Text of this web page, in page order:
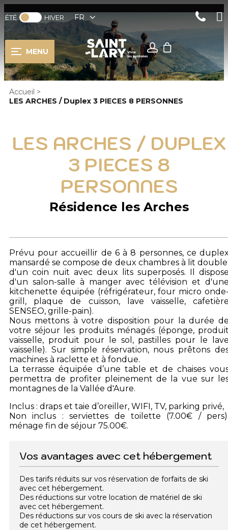
ÉTÉ HIVER FR
MENU
Accueil >
LES ARCHES / Duplex 3 PIECES 8 PERSONNES
LES ARCHES / DUPLEX
3 PIECES 8
PERSONNES
Résidence les Arches
Prévu pour accueillir de 6 à 8 personnes, ce
mansardé se compose de deux chambres à lit
d'un coin nuit avec deux lits superposés. Il
d'un salon-salle à manger avec télévision et
kitchenette équipée (réfrigérateur, four micro
grill, plaque de cuisson, lave vaisselle,
SENSEO, grille-pain).
Nous mettons à votre disposition pour la durée
votre séjour les produits ménagés (éponge,
vaisselle, produit pour le sol, pastilles pour le
vaisselle). Sur simple réservation, nous prêtons
machines à raclette et à fondue.
La terrasse équipée d’une table et de chaises
permettra de profiter pleinement de la vue sur
montagnes de la Vallée d'Aure.
Inclus : draps et taie d’oreiller, WIFI, TV, parking privé,
Non inclus : serviettes de toilette (7.00€ /
ménage fin de séjour 75.00€.
Vos avantages avec cet hébergement
Des tarifs réduits sur vos réservation de forfaits de ski
avec cet hébergement.
Des réductions sur votre location de matériel de ski
avec cet hébergement.
Des réductions sur vos cours de ski avec la réservation
de cet hébergement.